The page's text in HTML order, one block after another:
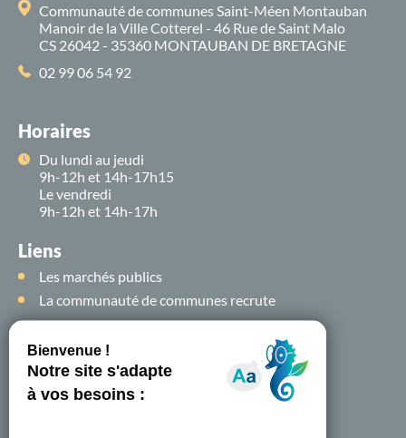
Communauté de communes Saint-Méen Montauban
Manoir de la Ville Cotterel - 46 Rue de Saint Malo
CS 26042 - 35360 MONTAUBAN DE BRETAGNE
02 99 06 54 92
Horaires
Du lundi au jeudi
9h-12h et 14h-17h15
Le vendredi
9h-12h et 14h-17h
Liens
Les marchés publics
La communauté de communes recrute
Suivez-nous sur
les
réseaux sociaux !